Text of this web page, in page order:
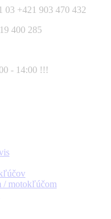
03 +421 903 470 432
400 285
- 14:00 !!!
/ motokľúčom